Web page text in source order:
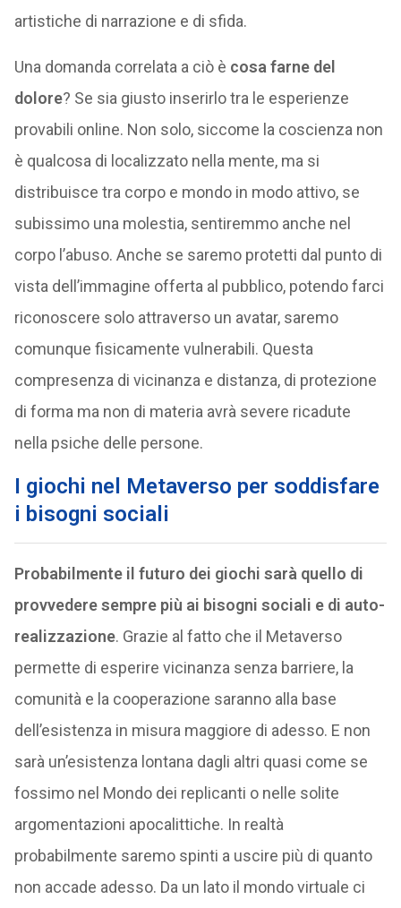
artistiche di narrazione e di sfida.
Una domanda correlata a ciò è cosa farne del
dolore? Se sia giusto inserirlo tra le esperienze
provabili online. Non solo, siccome la coscienza non
è qualcosa di localizzato nella mente, ma si
distribuisce tra corpo e mondo in modo attivo, se
subissimo una molestia, sentiremmo anche nel
corpo l’abuso. Anche se saremo protetti dal punto di
vista dell’immagine offerta al pubblico, potendo farci
riconoscere solo attraverso un avatar, saremo
comunque fisicamente vulnerabili. Questa
compresenza di vicinanza e distanza, di protezione
di forma ma non di materia avrà severe ricadute
nella psiche delle persone.
I giochi nel Metaverso per soddisfare
i bisogni sociali
Probabilmente il futuro dei giochi sarà quello di
provvedere sempre più ai bisogni sociali e di auto-
realizzazione. Grazie al fatto che il Metaverso
permette di esperire vicinanza senza barriere, la
comunità e la cooperazione saranno alla base
dell’esistenza in misura maggiore di adesso. E non
sarà un’esistenza lontana dagli altri quasi come se
fossimo nel Mondo dei replicanti o nelle solite
argomentazioni apocalittiche. In realtà
probabilmente saremo spinti a uscire più di quanto
non accade adesso. Da un lato il mondo virtuale ci